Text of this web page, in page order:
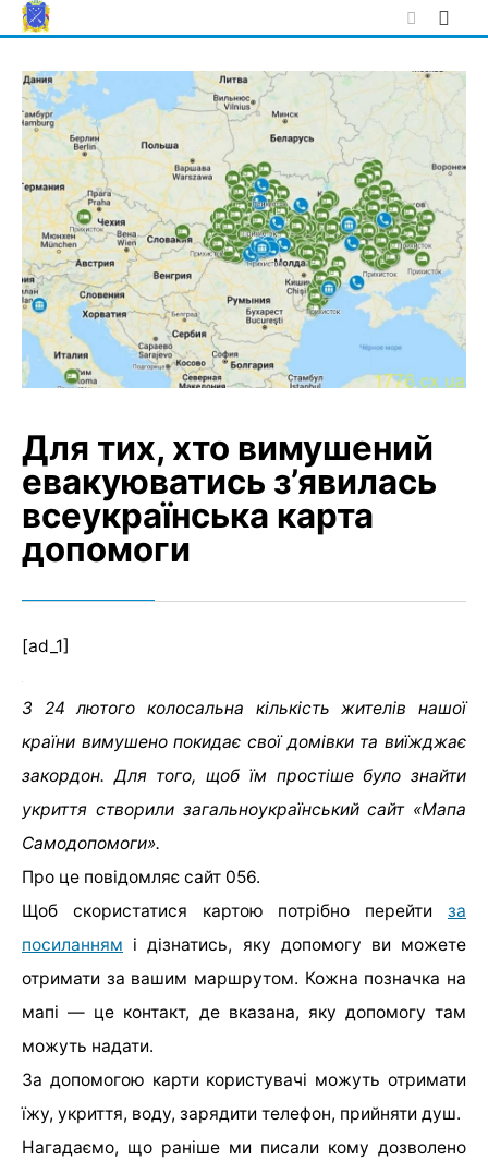
Skip
to
Для тих, хто вимушений
евакуюватись з’явилась
всеукраїнська карта
допомоги
[ad_1]
З 24 лютого колосальна кількість жителів нашої
країни вимушено покидає свої домівки та виїжджає
закордон. Для того, щоб їм простіше було знайти
укриття створили загальноукраїнський сайт «Мапа
Самодопомоги».
Про це повідомляє сайт 056.
Щоб скористатися картою потрібно перейти за
посиланням і дізнатись, яку допомогу ви можете
отримати за вашим маршрутом. Кожна позначка на
мапі — це контакт, де вказана, яку допомогу там
можуть надати.
За допомогою карти користувачі можуть отримати
їжу, укриття, воду, зарядити телефон, прийняти душ.
Нагадаємо, що раніше ми писали кому дозволено